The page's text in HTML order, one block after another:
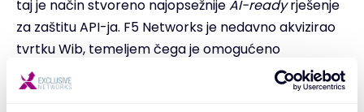
taj je način stvoreno najopsežnijeAI-readyrješenje
za zaštitu API-ja. F5 Networks je nedavno akvizirao
tvrtku Wib, temeljem čega je omogućeno
dodavanje funkcionalnosti koje omogućuju vidljivost
u razvojnim procesima aplikacija te detekciju